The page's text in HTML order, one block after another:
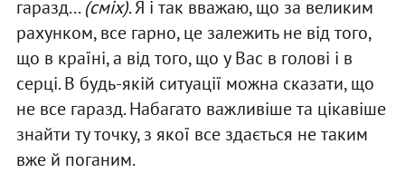
гаразд...(сміх). Я і так вважаю, що за великим
рахунком, все гарно, це залежить не від того,
що в країні, а від того, що у Вас в голові і в
серці. В будь-якій ситуації можна сказати, що
не все гаразд. Набагато важливіше та цікавіше
знайти ту точку, з якої все здається не таким
вже й поганим.